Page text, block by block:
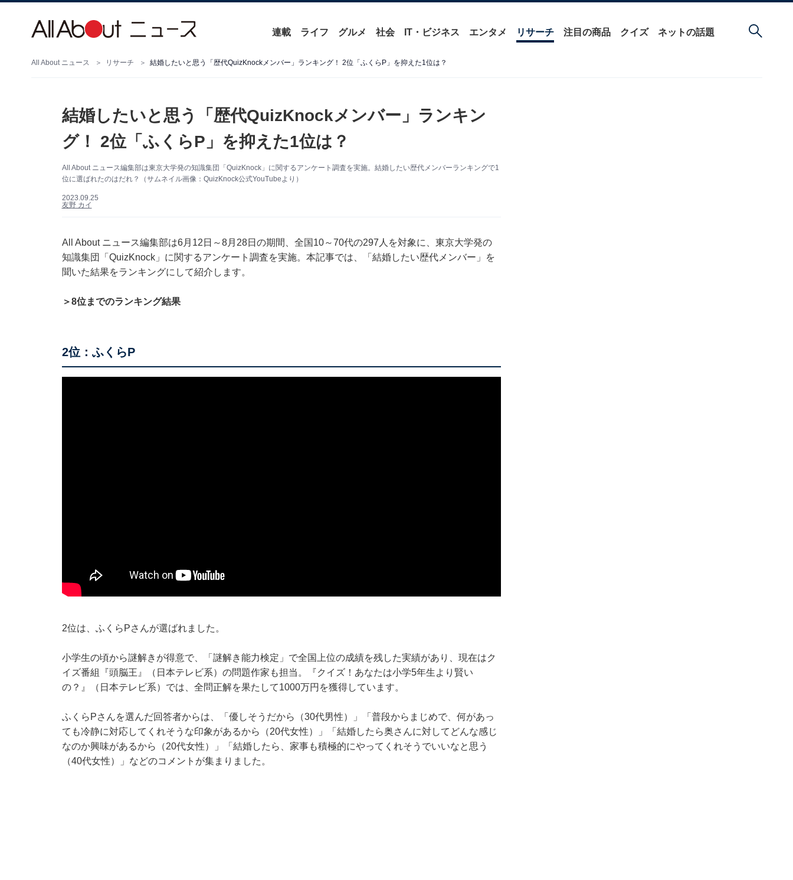
連載 ライフ グルメ 社会 IT・ビジネス エンタメ リサーチ 注目の商品 クイズ ネットの話題
All About ニュース リサーチ 結婚したいと思う「歴代QuizKnockメンバー」ランキング！ 2位「ふくらP」を抑えた1位は？
結婚したいと思う「歴代QuizKnockメンバー」ランキン
グ！ 2位「ふくらP」を抑えた1位は？
All About ニュース編集部は東京大学発の知識集団「QuizKnock」に関するアンケート調査を実施。結婚したい歴代メンバーランキングで1
位に選ばれたのはだれ？（サムネイル画像：QuizKnock公式YouTubeより）
2023.09.25
友野 カイ
All About ニュース編集部は6月12日～8月28日の期間、全国10～70代の297人を対象に、東京大学発の
知識集団「QuizKnock」に関するアンケート調査を実施。本記事では、「結婚したい歴代メンバー」を
聞いた結果をランキングにして紹介します。
＞8位までのランキング結果
2位：ふくらP
2位は、ふくらPさんが選ばれました。
小学生の頃から謎解きが得意で、「謎解き能力検定」で全国上位の成績を残した実績があり、現在はク
イズ番組『頭脳王』（日本テレビ系）の問題作家も担当。『クイズ！あなたは小学5年生より賢い
の？』（日本テレビ系）では、全問正解を果たして1000万円を獲得しています。
ふくらPさんを選んだ回答者からは、「優しそうだから（30代男性）」「普段からまじめで、何があっ
ても冷静に対応してくれそうな印象があるから（20代女性）」「結婚したら奥さんに対してどんな感じ
なのか興味があるから（20代女性）」「結婚したら、家事も積極的にやってくれそうでいいなと思う
（40代女性）」などのコメントが集まりました。